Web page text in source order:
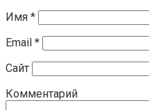
Имя *
Email *
Сайт
Комментарий